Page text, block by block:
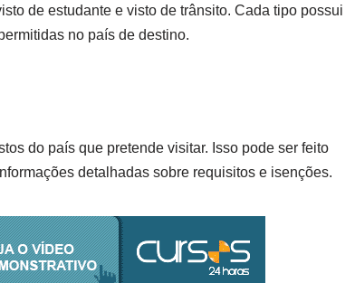
de estudante e visto de trânsito. Cada tipo possui
no país de destino.
do país que pretende visitar. Isso pode ser feito
detalhadas sobre requisitos e isenções.